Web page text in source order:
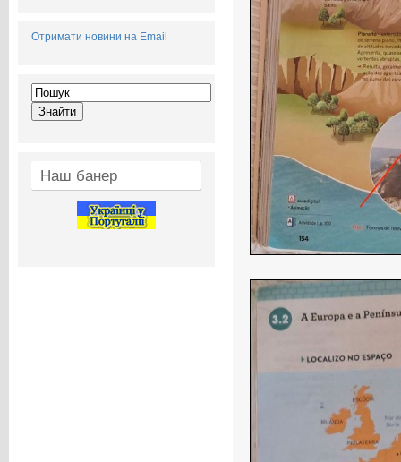
Отримати новини на Email
Наш банер